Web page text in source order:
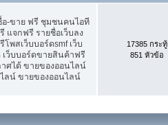
อ-ขาย ฟรี ชุมชนคนไอที
แจกฟรี รายชื่อเว็บลง
พสเว็บบอร์ดsmf เว็บ
เว็บบอร์ดขายสินค้าฟรี
ศได้ ขายของออนไลน์
ลน์ ขายของออนไลน์
17385 กระทู้
851 หัวข้อ